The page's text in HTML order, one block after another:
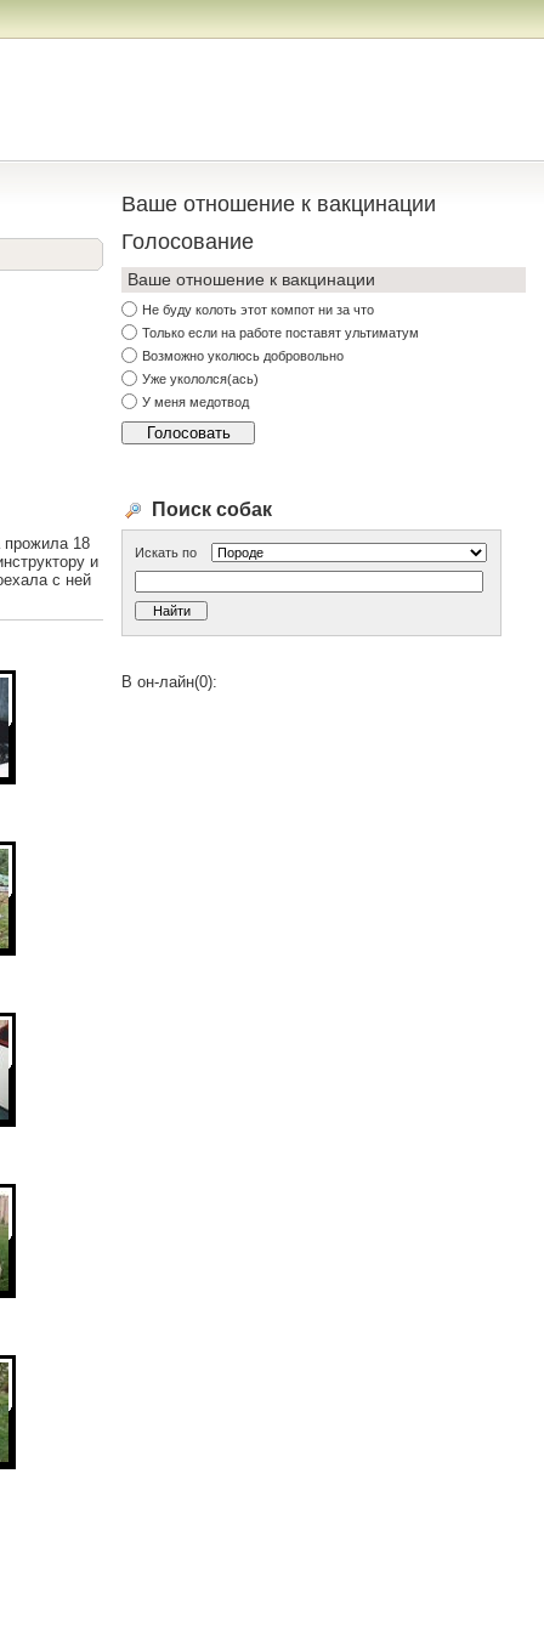
прожила 18
и
с ней
Ваше отношение к вакцинации
Голосование
Ваше отношение к вакцинации
Не буду колоть этот компот ни за что
Только если на работе поставят ультиматум
Возможно уколюсь добровольно
Уже укололся(ась)
У меня медотвод
Поиск собак
Искать по
В он-лайн(0):